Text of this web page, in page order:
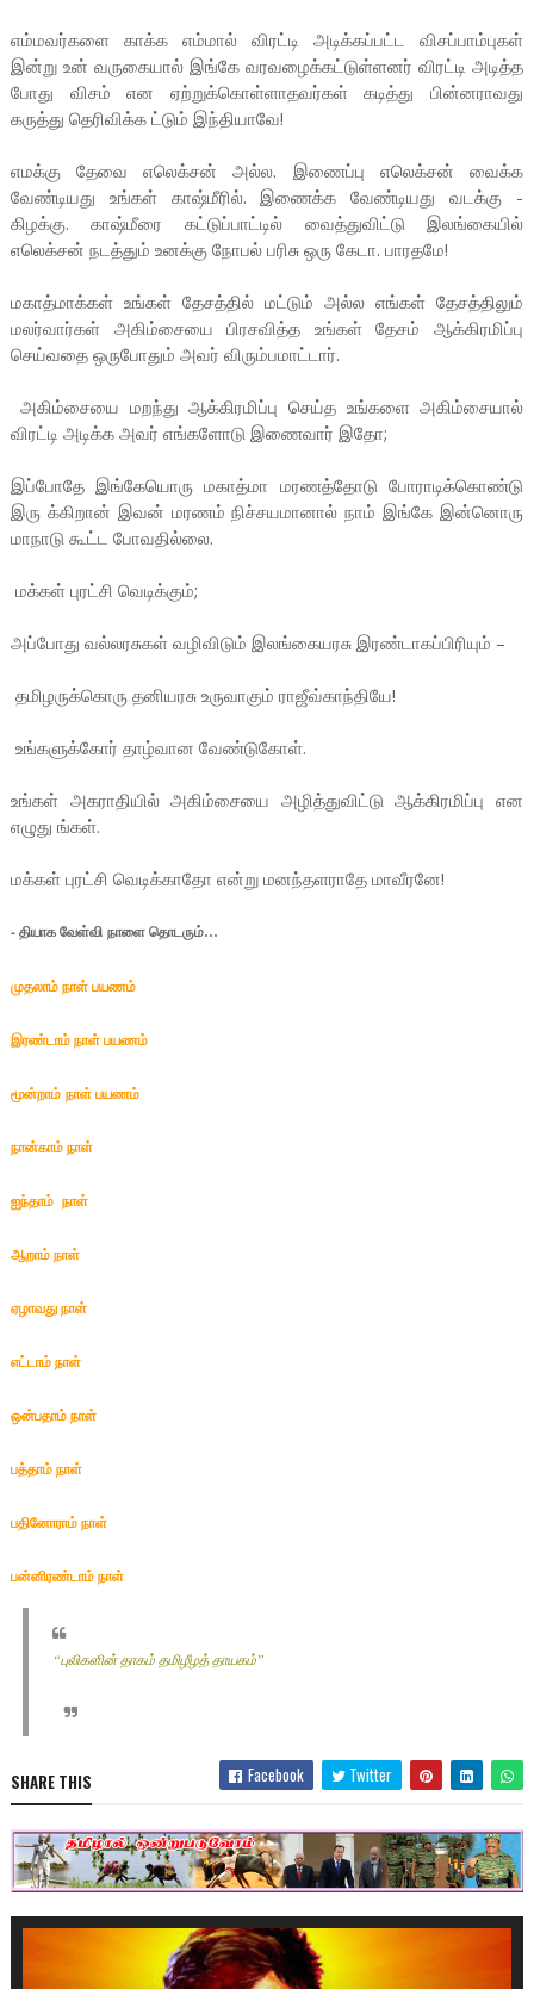
எம்மவர்களை காக்க எம்மால் விரட்டி அடிக்கப்பட்ட விசப்பாம்புகள்
இன்று உன் வருகையால் இங்கே வரவழைக்கட்டுள்ளனர் விரட்டி அடித்த
போது விசம் என ஏற்றுக்கொள்ளாதவர்கள் கடித்து பின்னராவது
கருத்து தெரிவிக்க ட்டும் இந்தியாவே!
எமக்கு தேவை எலெக்சன் அல்ல. இணைப்பு எலெக்சன் வைக்க
வேண்டியது உங்கள் காஷ்மீரில். இணைக்க வேண்டியது வடக்கு -
கிழக்கு. காஷ்மீரை கட்டுப்பாட்டில் வைத்துவிட்டு இலங்கையில்
எலெக்சன் நடத்தும் உனக்கு நோபல் பரிசு ஒரு கேடா. பாரதமே!
மகாத்மாக்கள் உங்கள் தேசத்தில் மட்டும் அல்ல எங்கள் தேசத்திலும்
மலர்வார்கள் அகிம்சையை பிரசவித்த உங்கள் தேசம் ஆக்கிரமிப்பு
செய்வதை ஒருபோதும் அவர் விரும்பமாட்டார்.
அகிம்சையை மறந்து ஆக்கிரமிப்பு செய்த உங்களை அகிம்சையால்
விரட்டி அடிக்க அவர் எங்களோடு இணைவார் இதோ;
இப்போதே இங்கேயொரு மகாத்மா மரணத்தோடு போராடிக்கொண்டு
இரு க்கிறான் இவன் மரணம் நிச்சயமானால் நாம் இங்கே இன்னொரு
மாநாடு கூட்ட போவதில்லை.
மக்கள் புரட்சி வெடிக்கும்;
அப்போது வல்லரசுகள் வழிவிடும் இலங்கையரசு இரண்டாகப்பிரியும் –
தமிழருக்கொரு தனியரசு உருவாகும் ராஜீவ்காந்தியே!
உங்களுக்கோர் தாழ்வான வேண்டுகோள்.
உங்கள் அகராதியில் அகிம்சையை அழித்துவிட்டு ஆக்கிரமிப்பு என
எழுது ங்கள்.
மக்கள் புரட்சி வெடிக்காதோ என்று மனந்தளராதே மாவீரனே!
- தியாக வேள்வி நாளை தொடரும்…
முதலாம் நாள் பயணம்
இரண்டாம் நாள் பயணம்
மூன்றாம் நாள் பயணம்
நான்காம் நாள்
ஐந்தாம் நாள்
ஆறாம் நாள்
ஏழாவது நாள்
எட்டாம் நாள்
ஒன்பதாம் நாள்
பத்தாம் நாள்
பதினோராம் நாள்
பன்னிரண்டாம் நாள்
“புலிகளின் தாகம் தமிழீழத் தாயகம்”
SHARE THIS Facebook Twitter